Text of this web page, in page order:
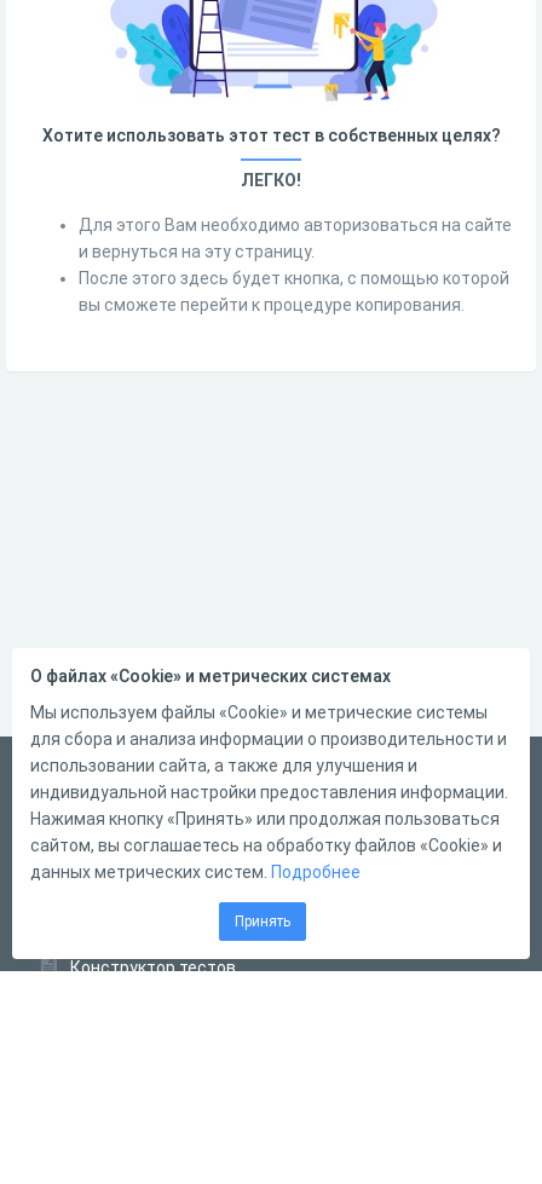
Хотите использовать этот тест в собственных целях?
ЛЕГКО!
Для этого Вам необходимо авторизоваться на сайте
и вернуться на эту страницу.
После этого здесь будет кнопка, с помощью которой
вы сможете перейти к процедуре копирования.
Русский
Справка
Форма обратной связи
Конструктор тестов
О файлах «Cookie» и метрических системах
Мы используем файлы «Cookie» и метрические системы
для сбора и анализа информации о производительности и
использовании сайта, а также для улучшения и
индивидуальной настройки предоставления информации.
Нажимая кнопку «Принять» или продолжая пользоваться
сайтом, вы соглашаетесь на обработку файлов «Cookie» и
данных метрических систем. Подробнее
Принять